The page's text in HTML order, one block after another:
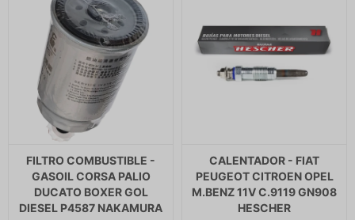
FILTRO COMBUSTIBLE -
GASOIL CORSA PALIO
DUCATO BOXER GOL
DIESEL P4587 NAKAMURA
CALENTADOR - FIAT
PEUGEOT CITROEN OPEL
M.BENZ 11V C.9119 GN908
HESCHER